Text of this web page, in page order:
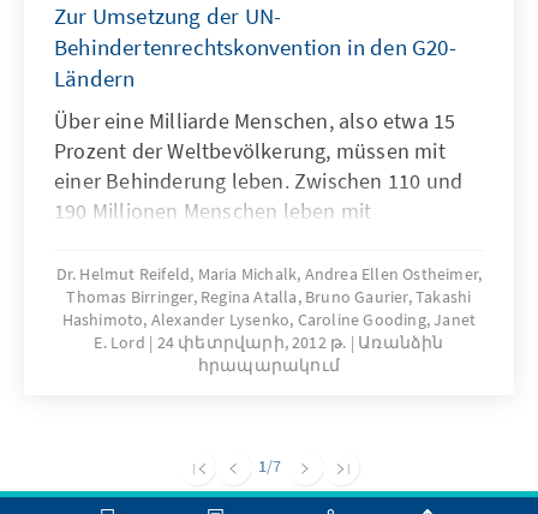
Zur Umsetzung der UN-
Behindertenrechtskonvention in den G20-
Ländern
Über eine Milliarde Menschen, also etwa 15
Prozent der Weltbevölkerung, müssen mit
einer Behinderung leben. Zwischen 110 und
190 Millionen Menschen leben mit
UN-Behindertenrechtskonvention rückt die
Themen Barrierefreiheit und gleichberechtigte
Teilhabe von Menschen mit Behinderung
weltweit stärker in den Fokus. Mit dieser
Dr. Helmut Reifeld, Maria Michalk, Andrea Ellen Ostheimer,
Thomas Birringer, Regina Atalla, Bruno Gaurier, Takashi
Hashimoto, Alexander Lysenko, Caroline Gooding, Janet
E. Lord
24 փետրվարի, 2012 թ.
Առանձին
հրապարակում
1/7